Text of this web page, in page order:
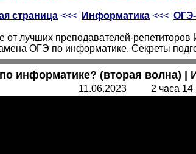
страница <<< Информатика <<<
лучших преподавателей-репетиторов
ОГЭ по информатике. Секреты
информатике? (вторая волна)
11.06.2023 2 часа 14